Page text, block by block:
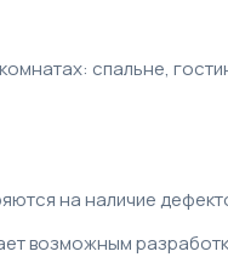
спальне,
на наличие
возможным